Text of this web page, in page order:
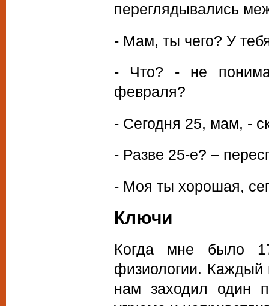
переглядывались
- Мам, ты чего? У
- Что? - не
февраля?
- Сегодня 25, мам, -
- Разве 25-е? –
- Моя ты хорошая,
Ключи
Когда мне было
физиологии. Каждый
нам заходил один